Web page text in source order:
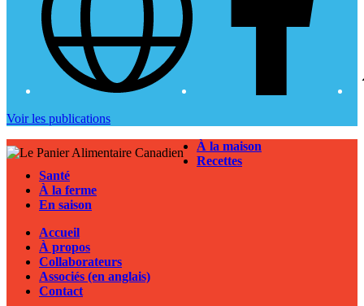
Voir les publicationsAndrea
À la maison
Recettes
Santé
À la ferme
En saison
Accueil
À propos
Collaborateurs
Associés (en anglais)
Contact